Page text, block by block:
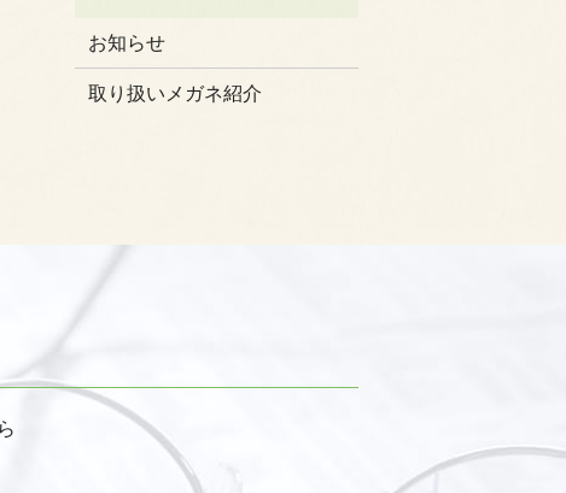
お知らせ
取り扱いメガネ紹介